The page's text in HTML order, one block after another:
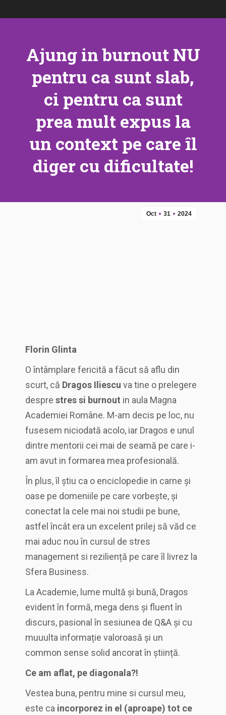
Ajung in burnout NU
pentru ca sunt slab,
ci pentru ca sunt
prea mult expus la
un context pe care îl
diger cu dificultate!
Oct 31 2024
Florin Glinta
O întâmplare fericită a făcut să aflu din
scurt, că Dragos Iliescu va tine o prelegere
despre stres si burnout in aula Magna
Academiei Române. M-am decis pe loc, nu
fusesem niciodată acolo, iar Dragos e unul
dintre mentorii cei mai de seamă pe care i-
am avut in formarea mea profesională.
În plus, îl știu ca o enciclopedie in carne și
oase pe domeniile pe care vorbește, și
conectat la cele mai noi studii pe bune,
astfel încât era un excelent prilej să văd ce
mai aduc nou în cursul de stres
management si reziliență pe care îl livrez la
Sfera Business.
La Academie, lume multă și bună, Dragos
evident în formă, mega dens și fluent în
discurs, pasional în sesiunea de Q&A și cu
muuulta informație valoroasă și un
common sense solid ancorat în știință.
Ce am aflat, pe diagonala?!
Vestea buna, pentru mine si cursul meu,
este ca incorporez in el (aproape) tot ce